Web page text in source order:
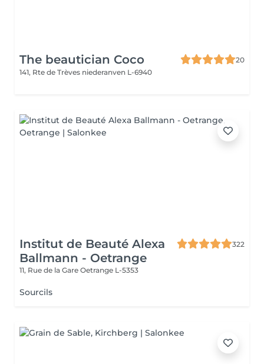
The beautician Coco
20
141, Rte de Trèves niederanven L-6940
Institut de Beauté Alexa
Ballmann - Oetrange
322
11, Rue de la Gare Oetrange L-5353
Sourcils